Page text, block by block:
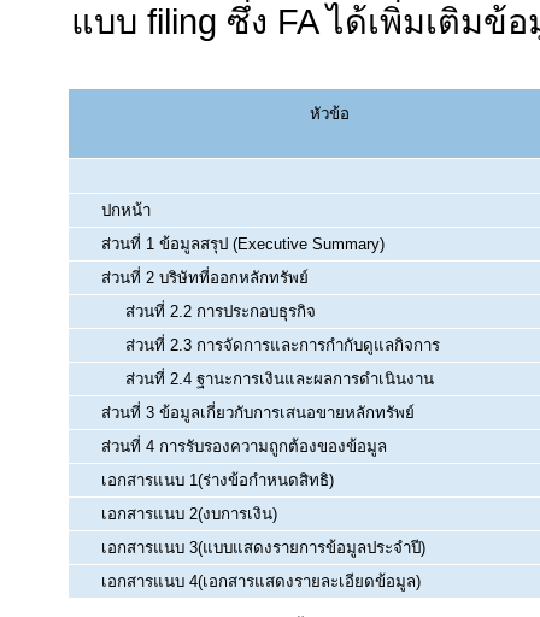
แบบ filing ซึ่ง FA ได้เพิ่มเติมข้
หัวข้อ
ปกหน้า
ส่วนที่ 1 ข้อมูลสรุป (Executive Summary)
ส่วนที่ 2 บริษัทที่ออกหลักทรัพย์
ส่วนที่ 2.2 การประกอบธุรกิจ
ส่วนที่ 2.3 การจัดการและการกำกับดูแลกิจการ
ส่วนที่ 2.4 ฐานะการเงินและผลการดำเนินงาน
ส่วนที่ 3 ข้อมูลเกี่ยวกับการเสนอขายหลักทรัพย์
ส่วนที่ 4 การรับรองความถูกต้องของข้อมูล
เอกสารแนบ 1(ร่างข้อกำหนดสิทธิ)
เอกสารแนบ 2(งบการเงิน)
เอกสารแนบ 3(แบบแสดงรายการข้อมูลประจำปี)
เอกสารแนบ 4(เอกสารแสดงรายละเอียดข้อมูล)